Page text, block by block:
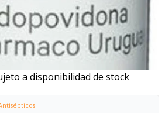
a disponibilidad de stock